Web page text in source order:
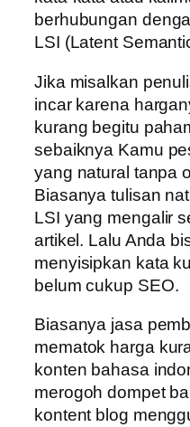
berhubungan
LSI (Latent
Jika misalkan
incar karena
kurang begitu
sebaiknya Kamu
yang natural tanpa
Biasanya tulisan
LSI yang mengalir
artikel. Lalu Anda
menyisipkan kata
belum cukup SEO.
Biasanya jasa
mematok harga
konten bahasa
merogoh dompet
kontent blog